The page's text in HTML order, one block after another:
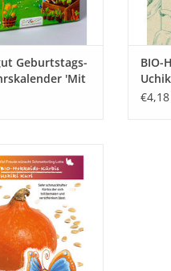
Geburtstags-
'Mit
BIO-
€4,18
Lotta's Gemüse
Sorten für den
Beliebtester
Sein Geschmack ist
er kann mit seiner
werden.
HINZUFÜGEN